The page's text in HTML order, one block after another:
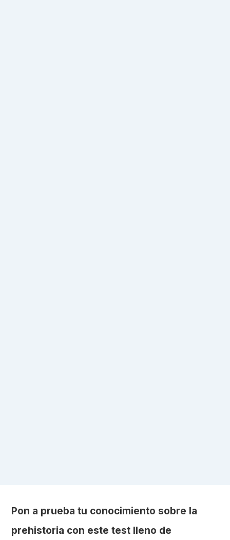
Pon a prueba tu conocimiento sobre la
prehistoria con este test lleno de